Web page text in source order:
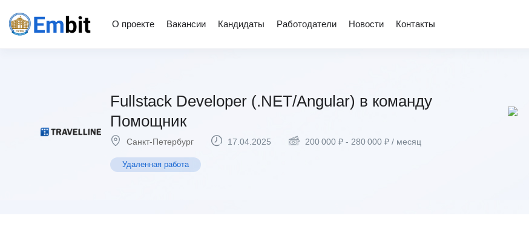
О проекте Вакансии Кандидаты Работодатели Новости Контакты
Fullstack Developer (.NET/Angular) в команду
Помощник
Санкт-Петербург 17.04.2025 200 000 ₽ - 280 000 ₽ / месяц
Удаленная работа